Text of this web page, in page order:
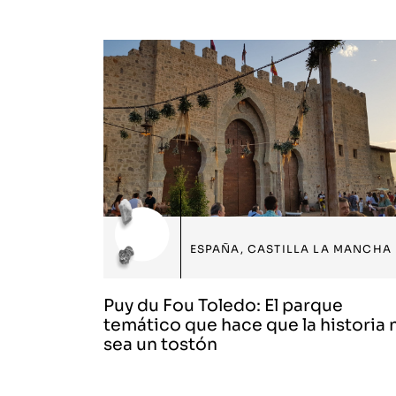
ESPAÑA , CASTILLA LA MANCHA
Puy du Fou Toledo: El parque
temático que hace que la historia
sea un tostón